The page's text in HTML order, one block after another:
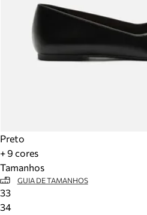
Preto
+ 9 cores
Tamanhos
GUIA DE TAMANHOS
33
34